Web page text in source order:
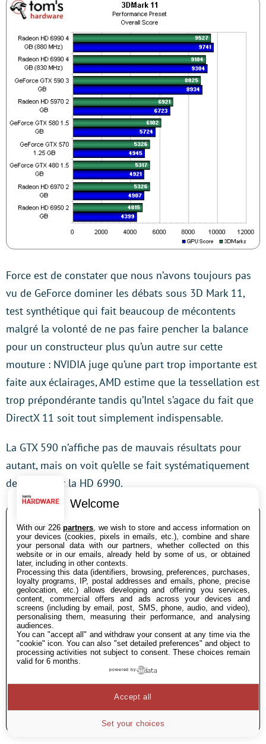
Force est de constater que nous n’avons toujours pas
vu de GeForce dominer les débats sous 3D Mark 11,
test synthétique qui fait beaucoup de mécontents
malgré la volonté de ne pas faire pencher la balance
pour un constructeur plus qu’un autre sur cette
mouture : NVIDIA juge qu’une part trop importante est
faite aux éclairages, AMD estime que la tessellation est
trop prépondérante tandis qu’Intel s’agace du fait que
DirectX 11 soit tout simplement indispensable.
La GTX 590 n’affiche pas de mauvais résultats pour
autant, mais on voit qu’elle se fait systématiquement
devancer par la HD 6990.
Welcome
With our 226partners , we wish to store and access information on
your devices (cookies, pixels in emails, etc.), combine and share
your personal data with our partners, whether collected on this
website or in our emails, already held by some of us, or obtained
later, including in other contexts.
Processing this data (identifiers, browsing, preferences, purchases,
loyalty programs, IP, postal addresses and emails, phone, precise
geolocation, etc.) allows developing and offering you services,
content, commercial offers and ads across your devices and
screens (including by email, post, SMS, phone, audio, and video),
personalising them, measuring their performance, and analysing
audiences.
You can "accept all" and withdraw your consent at any time via the
"cookie" icon. You can also "set detailed preferences" and object to
processing activities not subject to consent. These choices remain
valid for 6 months.
powered by
Set your choices
Accept all